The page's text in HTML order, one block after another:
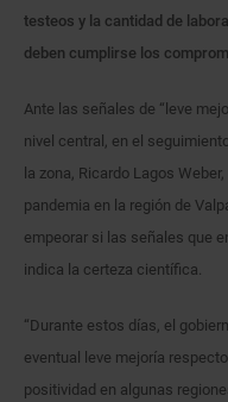
testeos y la cantidad de
deben cumplirse los
Ante las señales de “leve
nivel central, en el
la zona, Ricardo Lagos
pandemia en la región de
empeorar si las señales que
indica la certeza científica.
“Durante estos días, el
eventual leve mejoría
positividad en algunas